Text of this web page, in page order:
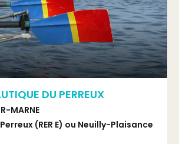
DU PERREUX
MARNE
(RER E) ou Neuilly-Plaisance